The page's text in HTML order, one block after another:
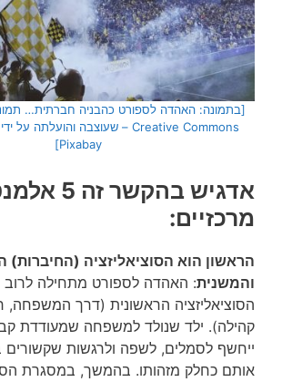
Pixabay]
אדגיש בהקשר
מרכזיים:
הראשון הוא הסוציאליזציה (החיברות)
והמשנית: האהדה לספורט מתחילה
הסוציאליזציה הראשונית (דרך המשפחה,
קהילה). ילד שנולד למשפחה שמעודדת
ייחשף לסמלים, לשפה ולרגשות שקשורים
אותם כחלק מזהותו. בהמשך, במסגרת